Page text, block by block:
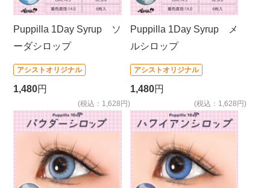
Puppilla 1Day Syrup ソ
ーダシロップ
アシストオリジナル
1,480円
(税込：1,628円)
Puppilla 1Day Syrup メ
ルシロップ
アシストオリジナル
1,480円
(税込：1,628円)